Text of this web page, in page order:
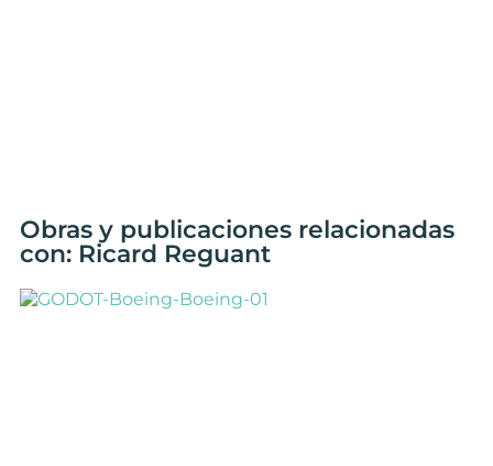
Obras y publicaciones relacionadas
con: Ricard Reguant